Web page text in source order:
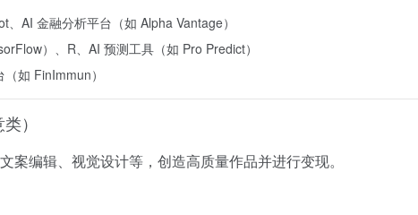
、AI 金融分析平台（如 Alpha Vantage）
）、R、AI 预测工具（如 Pro Predict）
如 FinImmun）
）
案编辑、视觉设计等，创造高质量作品并进行变现。